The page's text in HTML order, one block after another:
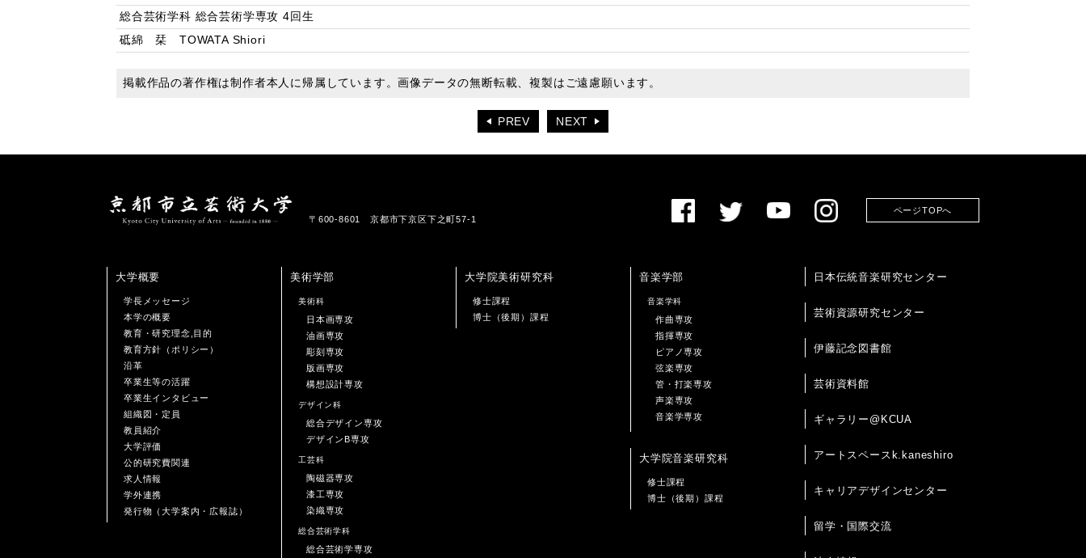
総合芸術学科 総合芸術学専攻 4回生
砥綿 栞 TOWATA Shiori
掲載作品の著作権は制作者本人に帰属しています。画像データの無断転載、複製はご遠慮願います。
PREV NEXT
〒600-8601 京都市下京区下之町57-1
ページTOPへ
大学概要
学長メッセージ
本学の概要
教育・研究理念,目的
教育方針（ポリシー）
沿革
卒業生等の活躍
卒業生インタビュー
組織図・定員
教員紹介
大学評価
公的研究費関連
求人情報
学外連携
発行物（大学案内・広報誌）
美術学部
美術科
日本画専攻
油画専攻
彫刻専攻
版画専攻
構想設計専攻
デザイン科
総合デザイン専攻
デザインB専攻
工芸科
陶磁器専攻
漆工専攻
染織専攻
総合芸術学科
総合芸術学専攻
大学院美術研究科
修士課程
博士（後期）課程
音楽学部
音楽学科
作曲専攻
指揮専攻
ピアノ専攻
弦楽専攻
管・打楽専攻
声楽専攻
音楽学専攻
大学院音楽研究科
修士課程
博士（後期）課程
日本伝統音楽研究センター
芸術資源研究センター
伊藤記念図書館
芸術資料館
ギャラリー@KCUA
アートスペースk.kaneshiro
キャリアデザインセンター
留学・国際交流